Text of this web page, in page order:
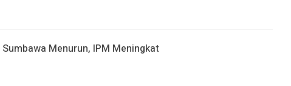
Menurun, IPM Meningkat